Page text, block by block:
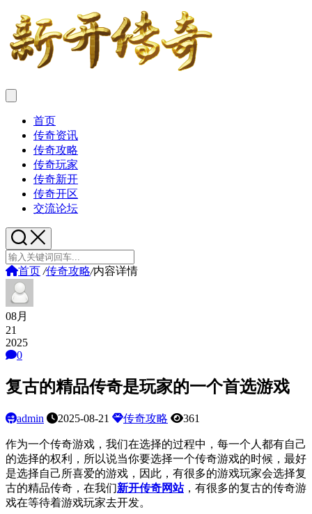
首页
传奇资讯
传奇攻略
传奇玩家
传奇新开
传奇开区
交流论坛
首页 /传奇攻略/内容详情
08月
21
2025
0
复古的精品传奇是玩家的一个首选游戏
admin 2025-08-21 传奇攻略 361
作为一个传奇游戏，我们在选择的过程中，每一个人都有自己
的选择的权利，所以说当你要选择一个传奇游戏的时候，最好
是选择自己所喜爱的游戏，因此，有很多的游戏玩家会选择复
古的精品传奇，在我们新开传奇网站，有很多的复古的传奇游
戏在等待着游戏玩家去开发。